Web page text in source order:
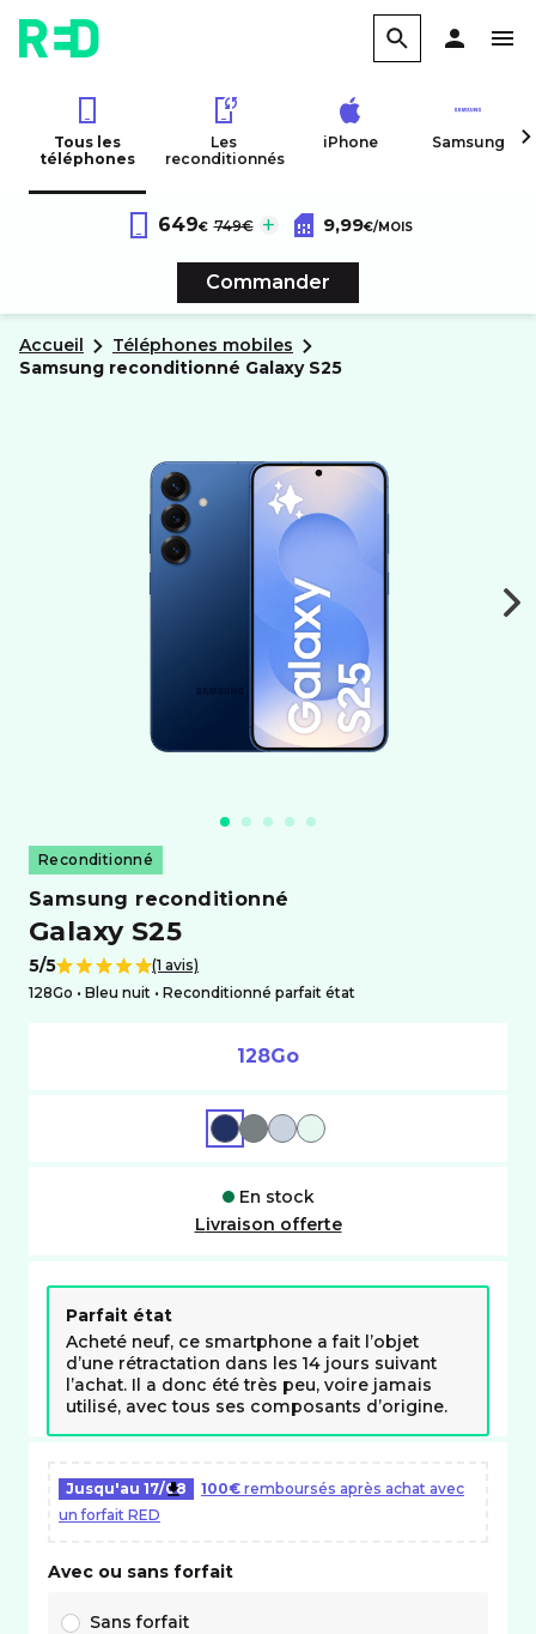
Tous les
téléphones
Les
reconditionnés
iPhone Samsung
Samsung ReconditionnéGalaxy S25
Reconditionné
649€ au lieu de :
749€ Forfait RED 60Go 4G
Sans engagement
9,99€/MOIS
Commander
Accueil
Téléphones mobiles
samsung reconditionné Galaxy S25
samsung reconditionné
Galaxy S25
Reconditionné
Note de
5/5
(1 avis)
128Go •
bleu nuit • Reconditionné parfait état
128Go
BLEU GRIS BLEU-CLAIR VERT
En stock
Livraison offerte
Parfait état
Acheté neuf, ce smartphone a fait l’objet
d’une rétractation dans les 14 jours suivant
l’achat. Il a donc été très peu, voire jamais
utilisé, avec tous ses composants d’origine.
Jusqu'au 17/08 100€ remboursés après achat avec
un forfait RED
Avec ou sans forfait
Sans forfait